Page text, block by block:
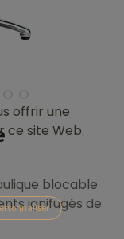
blocable
ignifugés de
offrir une
ce site Web.